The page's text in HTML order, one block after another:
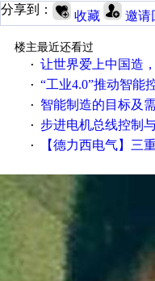
分享到：
收藏 邀请
楼主最近还看过
· 让世界爱上中国造，
· “工业4.0”推动智能
· 智能制造的目标及需要
· 步进电机总线控制与
· 【德力西电气】三重好